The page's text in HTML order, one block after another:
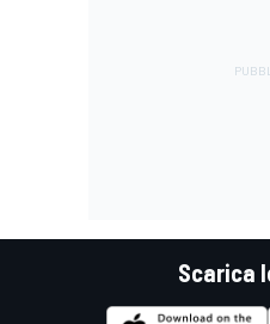
Scarica